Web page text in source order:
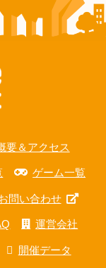
要＆アクセス
ゲーム一覧
問い合わせ
運営会社
開催データ